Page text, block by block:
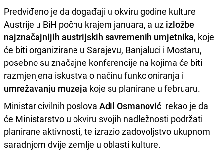
Predviđeno je da događaji u okviru godine kulture
Austrije u BiH počnu krajem januara, a uz izložbe
najznačajnijih austrijskih savremenih umjetnika, koje
će biti organizirane u Sarajevu, Banjaluci i Mostaru,
posebno su značajne konferencije na kojima će biti
razmjenjena iskustva o načinu funkcioniranja i
umrežavanju muzeja koje su planirane u februaru.
Ministar civilnih poslova Adil Osmanović rekao je da
će Ministarstvo u okviru svojih nadležnosti podržati
planirane aktivnosti, te izrazio zadovoljstvo ukupnom
saradnjom dvije zemlje u oblasti kulture.